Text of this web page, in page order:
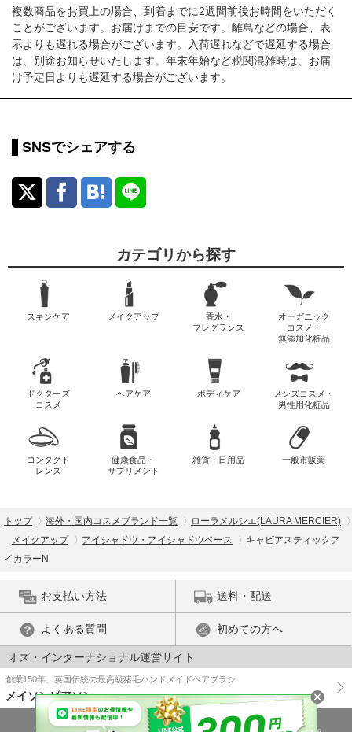
複数商品をお買上の場合、到着までに2週間前後お時間をいただく
ことがございます。お届けまでの目安です。離島などの場合、表
示よりも遅れる場合がございます。入荷遅れなどで遅延する場合
は、別途お知らせいたします。年末年始など税関混雑時は、お届
け予定日よりも遅延する場合がございます。
SNSでシェアする
カテゴリから探す
スキンケア メイクアップ
香水・
フレグランス
オーガニック
コスメ・
無添加化粧品
ドクターズ
コスメ
ヘアケア ボディケア
メンズコスメ・
男性用化粧品
コンタクト
レンズ
健康食品・
サプリメント
雑貨・日用品 一般市販薬
トップ 海外・国内コスメブランド一覧
ローラメルシエ(LAURA MERCIER)
メイクアップ
アイシャドウ・アイシャドウベース
キャビアスティックア
イカラーN
お支払い方法 送料・配送
よくある質問 初めての方へ
オズ・インターナショナル運営サイト
創業150年、英国伝統の最高級猪毛ハンドメイドヘアブラシ
メイソンピアソン